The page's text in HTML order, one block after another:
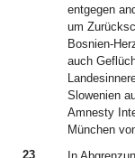
entgegen
um
Bosnien-
auch
Slowenien
Amnesty
München
23